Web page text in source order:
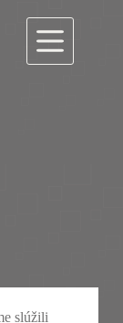
slúžili